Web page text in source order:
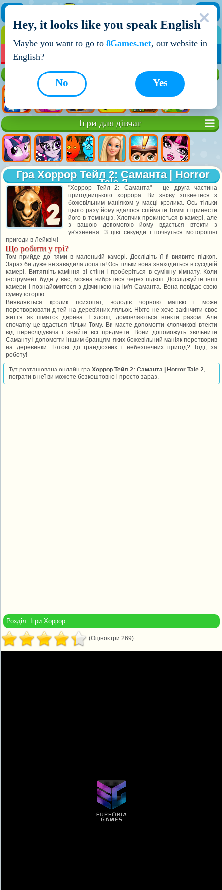
НОВІ ІГРИ
Ігри для дівчат
Гра Хоррор Тейл 2: Саманта | Horror
Tale 2
"Хоррор Тейл 2: Саманта" - це друга частина
пригодницького хоррора. Ви знову зіткнетеся з
божевільним маніяком у масці кролика. Ось тільки
цього разу йому вдалося спіймати Томмі і принести
його в темницю. Хлопчик прокинеться в камері, але
з вашою допомогою йому вдається втекти з
ув'язнення. З цієї секунди і почнуться моторошні
пригоди в Лейквічі!
Що робити у грі?
Том прийде до тями в маленькій камері. Дослідіть її й виявите підкоп.
Зараз би дуже не завадила лопата! Ось тільки вона знаходиться в сусідній
камері. Витягніть каміння зі стіни і проберіться в суміжну кімнату. Коли
інструмент буде у вас, можна вибратися через підкоп. Досліджуйте інші
камери і познайомитеся з дівчинкою на ім'я Саманта. Вона повідає свою
сумну історію.
Виявляється кролик психопат, володіє чорною магією і може
перетворювати дітей на дерев'яних ляльок. Ніхто не хоче закінчити своє
життя як шматок дерева. І хлопці домовляються втекти разом. Але
спочатку це вдається тільки Тому. Ви маєте допомогти хлопчикові втекти
від переслідувача і знайти всі предмети. Вони допоможуть звільнити
Саманту і допомогти іншим бранцям, яких божевільний маніяк перетворив
на деревинки. Готові до грандіозних і небезпечних пригод? Тоді, за
роботу!
Тут розташована онлайн граХоррор Тейл 2: Саманта | Horror Tale 2,
пограти в неї ви можете безкоштовно і просто зараз.
Розділ: Ігри Хоррор
(Оцінок гри 269)
Hey, it looks like you speak English
Maybe you want to go to 8Games.net, our website in
English?
Yes
No